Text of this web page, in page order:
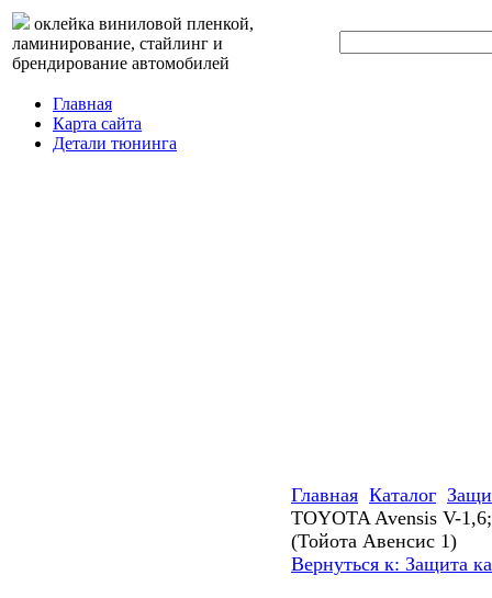
оклейка виниловой пленкой,
ламинирование, стайлинг и
брендирование автомобилей
Главная
Карта сайта
Детали тюнинга
Главная Каталог
TOYOTA Avensis V-
(Тойота Авенсис 1)
Вернуться к: Защита